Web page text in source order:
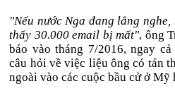
"Nếu nước Nga đang lắng
thấy 30.000 email bị mất", ông
báo vào tháng 7/2016, ngay
câu hỏi về việc liệu ông có tán
ngoài vào các cuộc bầu cử ở Mỹ